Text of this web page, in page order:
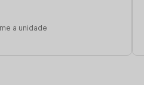
a unidade